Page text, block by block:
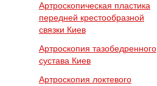
Артроскопическая пластика
передней крестообразной
связки Киев
Артроскопия тазобедренного
сустава Киев
Артроскопия локтевого